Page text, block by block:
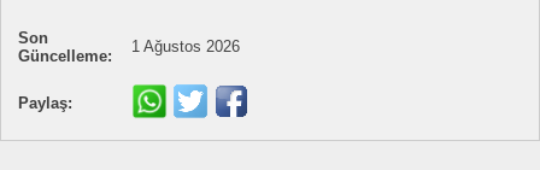
Son
Güncelleme:
1 Ağustos 2026
Paylaş: